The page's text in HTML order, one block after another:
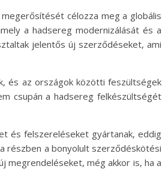
célozza meg a globális
a hadsereg modernizálását és a
jelentős új szerződéseket, ami
és az országok közötti feszültségek
csupán a hadsereg felkészültségét
és felszereléseket gyártanak, eddig
részben a bonyolult szerződéskötési
megrendeléseket, még akkor is, ha a